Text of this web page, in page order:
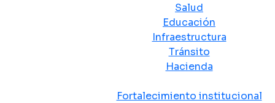
Salud
Educación
Infraestructura
Tránsito
Hacienda
Fortalecimiento institucional